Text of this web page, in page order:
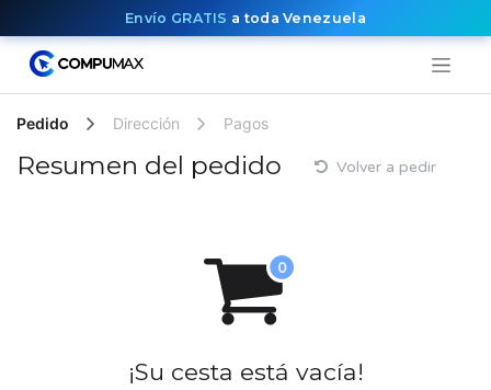
Envío GRATIS a toda Venezuela
Ir al contenido
Pedido Dirección Pagos
Resumen del pedido Volver a pedir
¡Su cesta está vacía!